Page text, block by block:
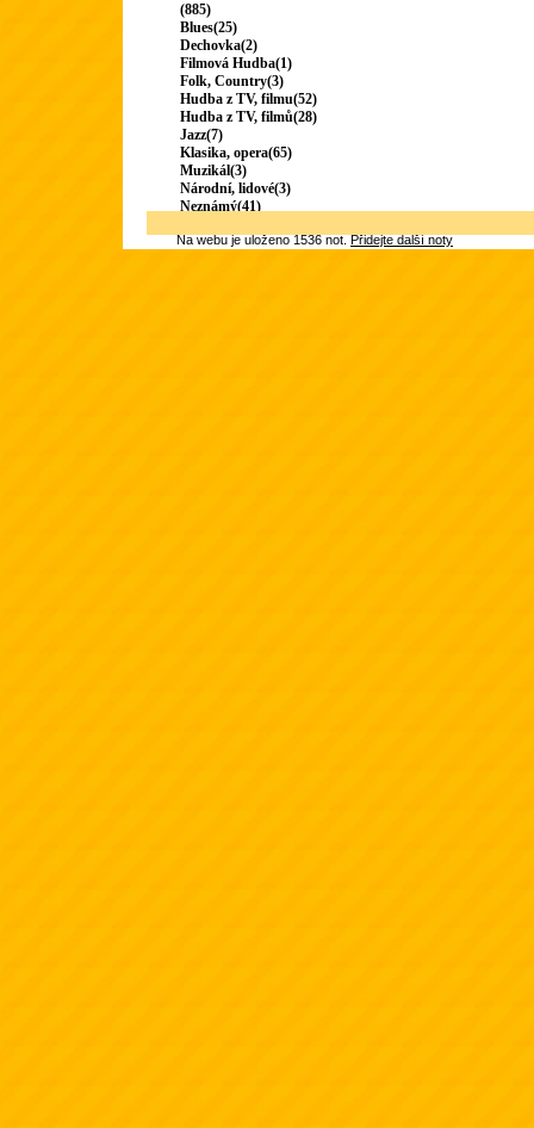
(885)
Blues(25)
Dechovka(2)
Filmová Hudba(1)
Folk, Country(3)
Hudba z TV, filmu(52)
Hudba z TV, filmů(28)
Jazz(7)
Klasika, opera(65)
Muzikál(3)
Národní, lidové(3)
Neznámý(41)
Na webu je uloženo 1536 not.Přidejte další noty